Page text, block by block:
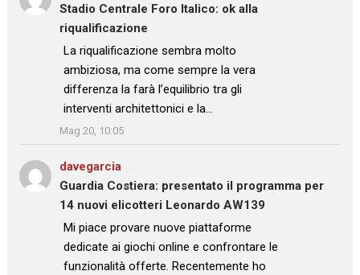
Stadio Centrale Foro Italico: ok alla
riqualificazione
: “La riqualificazione sembra molto
ambiziosa, ma come sempre la vera
differenza la farà l’equilibrio tra gli
interventi architettonici e la…
”
Mag 20, 10:05
davegarcia
Guardia Costiera: presentato il programma per
14 nuovi elicotteri Leonardo AW139
: “
Mi piace provare nuove piattaforme
dedicate ai giochi online e confrontare le
funzionalità offerte. Recentemente ho